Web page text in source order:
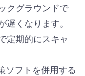
クグラウンドで
くなります。
定期的にスキャ
ソフトを併用する